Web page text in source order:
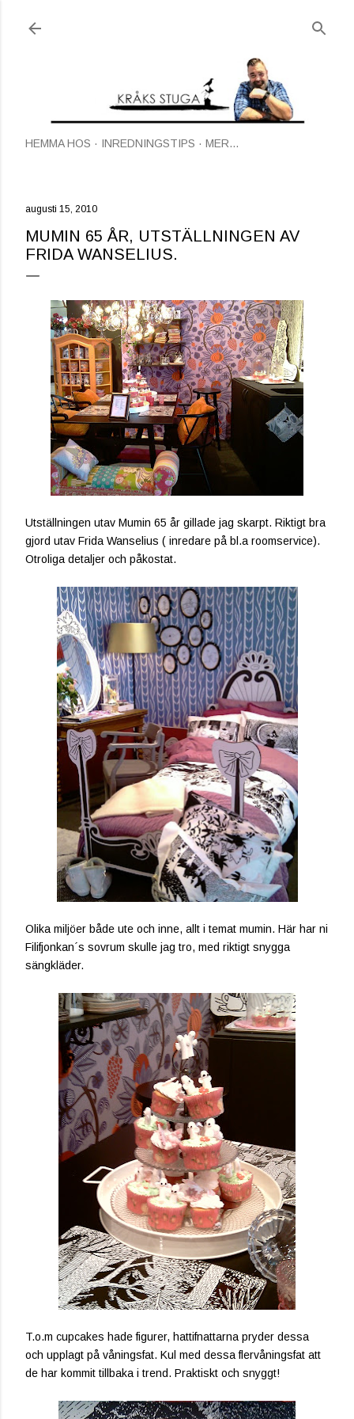
HEMMA HOS INREDNINGSTIPS MER…
augusti 15, 2010
MUMIN 65 ÅR, UTSTÄLLNINGEN AV
FRIDA WANSELIUS.
Utställningen utav Mumin 65 år gillade jag skarpt. Riktigt bra
gjord utav Frida Wanselius ( inredare på bl.a roomservice).
Otroliga detaljer och påkostat.
Olika miljöer både ute och inne, allt i temat mumin. Här har ni
Filifjonkan´s sovrum skulle jag tro, med riktigt snygga
sängkläder.
T.o.m cupcakes hade figurer, hattifnattarna pryder dessa
och upplagt på våningsfat. Kul med dessa flervåningsfat att
de har kommit tillbaka i trend. Praktiskt och snyggt!